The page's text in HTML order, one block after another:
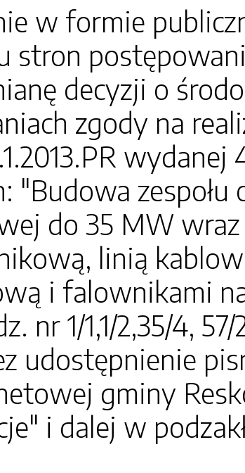
w formie
stron
decyzji o
zgody na
wydanej
"Budowa
do 35 MW
linią
i falownikami
nr 1/1,1/2,35/4,
udostępnienie
gminy
i dalej w